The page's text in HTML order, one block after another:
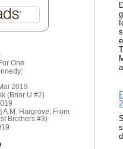
One
2019
(Briar U #2)
A.M. Hargrove: From
Brothers #3)